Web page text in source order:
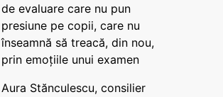
de evaluare care nu pun
presiune pe copii, care nu
înseamnă să treacă, din nou,
prin emoțiile unui examen
Aura Stănculescu, consilier